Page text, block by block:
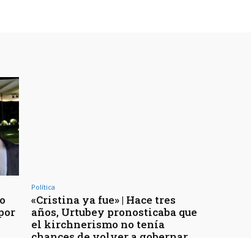
Política
«Cristina ya fue» | Hace tres
años, Urtubey pronosticaba que
el kirchnerismo no tenía